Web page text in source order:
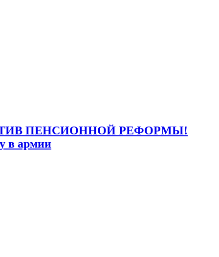
ПЕНСИОННОЙ РЕФОРМЫ!
в армии